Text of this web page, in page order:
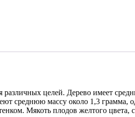
различных целей. Дерево имеет
среднюю массу около 1,3 грамма,
Мякоть плодов желтого цвета,